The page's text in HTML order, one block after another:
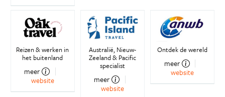
Reizen & werken in
het buitenland
meer
website
Australië, Nieuw-
Zeeland & Pacific
specialist
meer
website
Ontdek de wereld
meer
website